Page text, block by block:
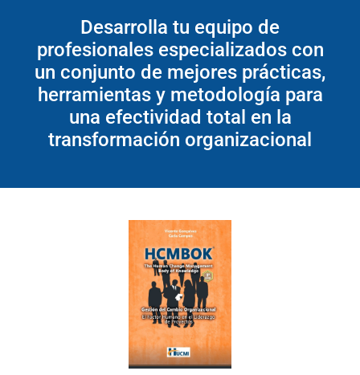
Desarrolla tu equipo de
profesionales especializados con
un conjunto de mejores prácticas,
herramientas y metodología para
una efectividad total en la
transformación organizacional